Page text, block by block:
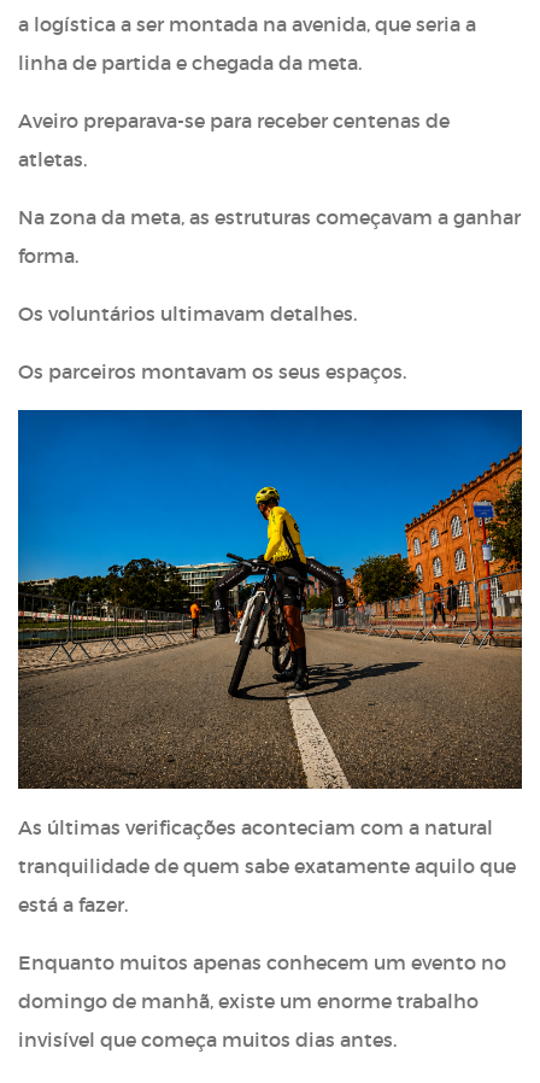
a logística a ser montada na avenida, que seria a
linha de partida e chegada da meta.
Aveiro preparava-se para receber centenas de
atletas.
Na zona da meta, as estruturas começavam a ganhar
forma.
Os voluntários ultimavam detalhes.
Os parceiros montavam os seus espaços.
As últimas verificações aconteciam com a natural
tranquilidade de quem sabe exatamente aquilo que
está a fazer.
Enquanto muitos apenas conhecem um evento no
domingo de manhã, existe um enorme trabalho
invisível que começa muitos dias antes.